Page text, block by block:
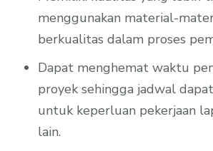
menggunakan material-
berkualitas dalam proses
Dapat menghemat waktu
proyek sehingga jadwal
untuk keperluan pekerjaan
lain.